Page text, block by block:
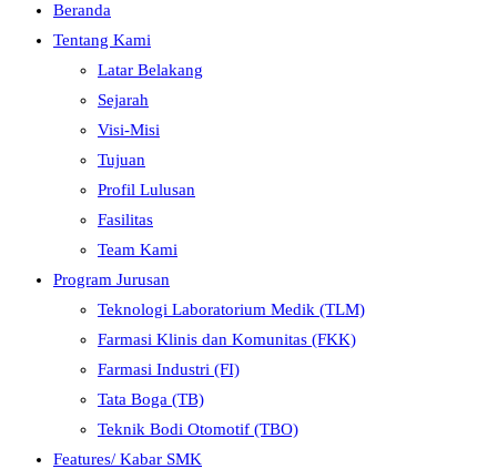
Beranda
Tentang Kami
Latar Belakang
Sejarah
Visi-Misi
Tujuan
Profil Lulusan
Fasilitas
Team Kami
Program Jurusan
Teknologi Laboratorium Medik (TLM)
Farmasi Klinis dan Komunitas (FKK)
Farmasi Industri (FI)
Tata Boga (TB)
Teknik Bodi Otomotif (TBO)
Features/ Kabar SMK